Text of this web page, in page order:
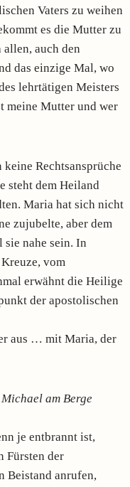
Vaters zu weihen
es die Mutter zu
auch den
das einzige Mal, wo
lehrtätigen Meisters
meine Mutter und wer
Rechtsansprüche
steht dem Heiland
Maria hat sich nicht
zujubelte, aber dem
nahe sein. In
vom
erwähnt die Heilige
der apostolischen
aus … mit Maria, der
am Berge
je entbrannt ist,
Fürsten der
Beistand anrufen,